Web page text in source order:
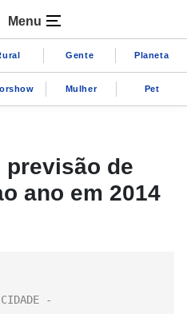
Menu
Gente Planeta
Mulher Pet
previsão de
ano em 2014